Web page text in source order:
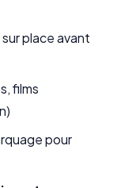
place avant
films
pour